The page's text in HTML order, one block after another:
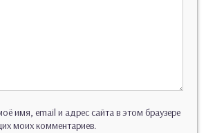
имя, email и адрес сайта в этом браузере
моих комментариев.